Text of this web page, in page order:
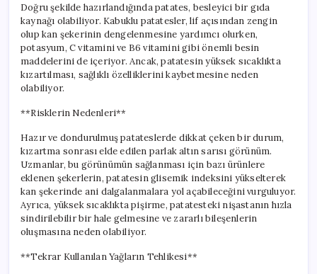
Doğru şekilde hazırlandığında patates, besleyici bir gıda
kaynağı olabiliyor. Kabuklu patatesler, lif açısından zengin
olup kan şekerinin dengelenmesine yardımcı olurken,
potasyum, C vitamini ve B6 vitamini gibi önemli besin
maddelerini de içeriyor. Ancak, patatesin yüksek sıcaklıkta
kızartılması, sağlıklı özelliklerini kaybetmesine neden
olabiliyor.
**Risklerin Nedenleri**
Hazır ve dondurulmuş patateslerde dikkat çeken bir durum,
kızartma sonrası elde edilen parlak altın sarısı görünüm.
Uzmanlar, bu görünümün sağlanması için bazı ürünlere
eklenen şekerlerin, patatesin glisemik indeksini yükselterek
kan şekerinde ani dalgalanmalara yol açabileceğini vurguluyor.
Ayrıca, yüksek sıcaklıkta pişirme, patatesteki nişastanın hızla
sindirilebilir bir hale gelmesine ve zararlı bileşenlerin
oluşmasına neden olabiliyor.
**Tekrar Kullanılan Yağların Tehlikesi**